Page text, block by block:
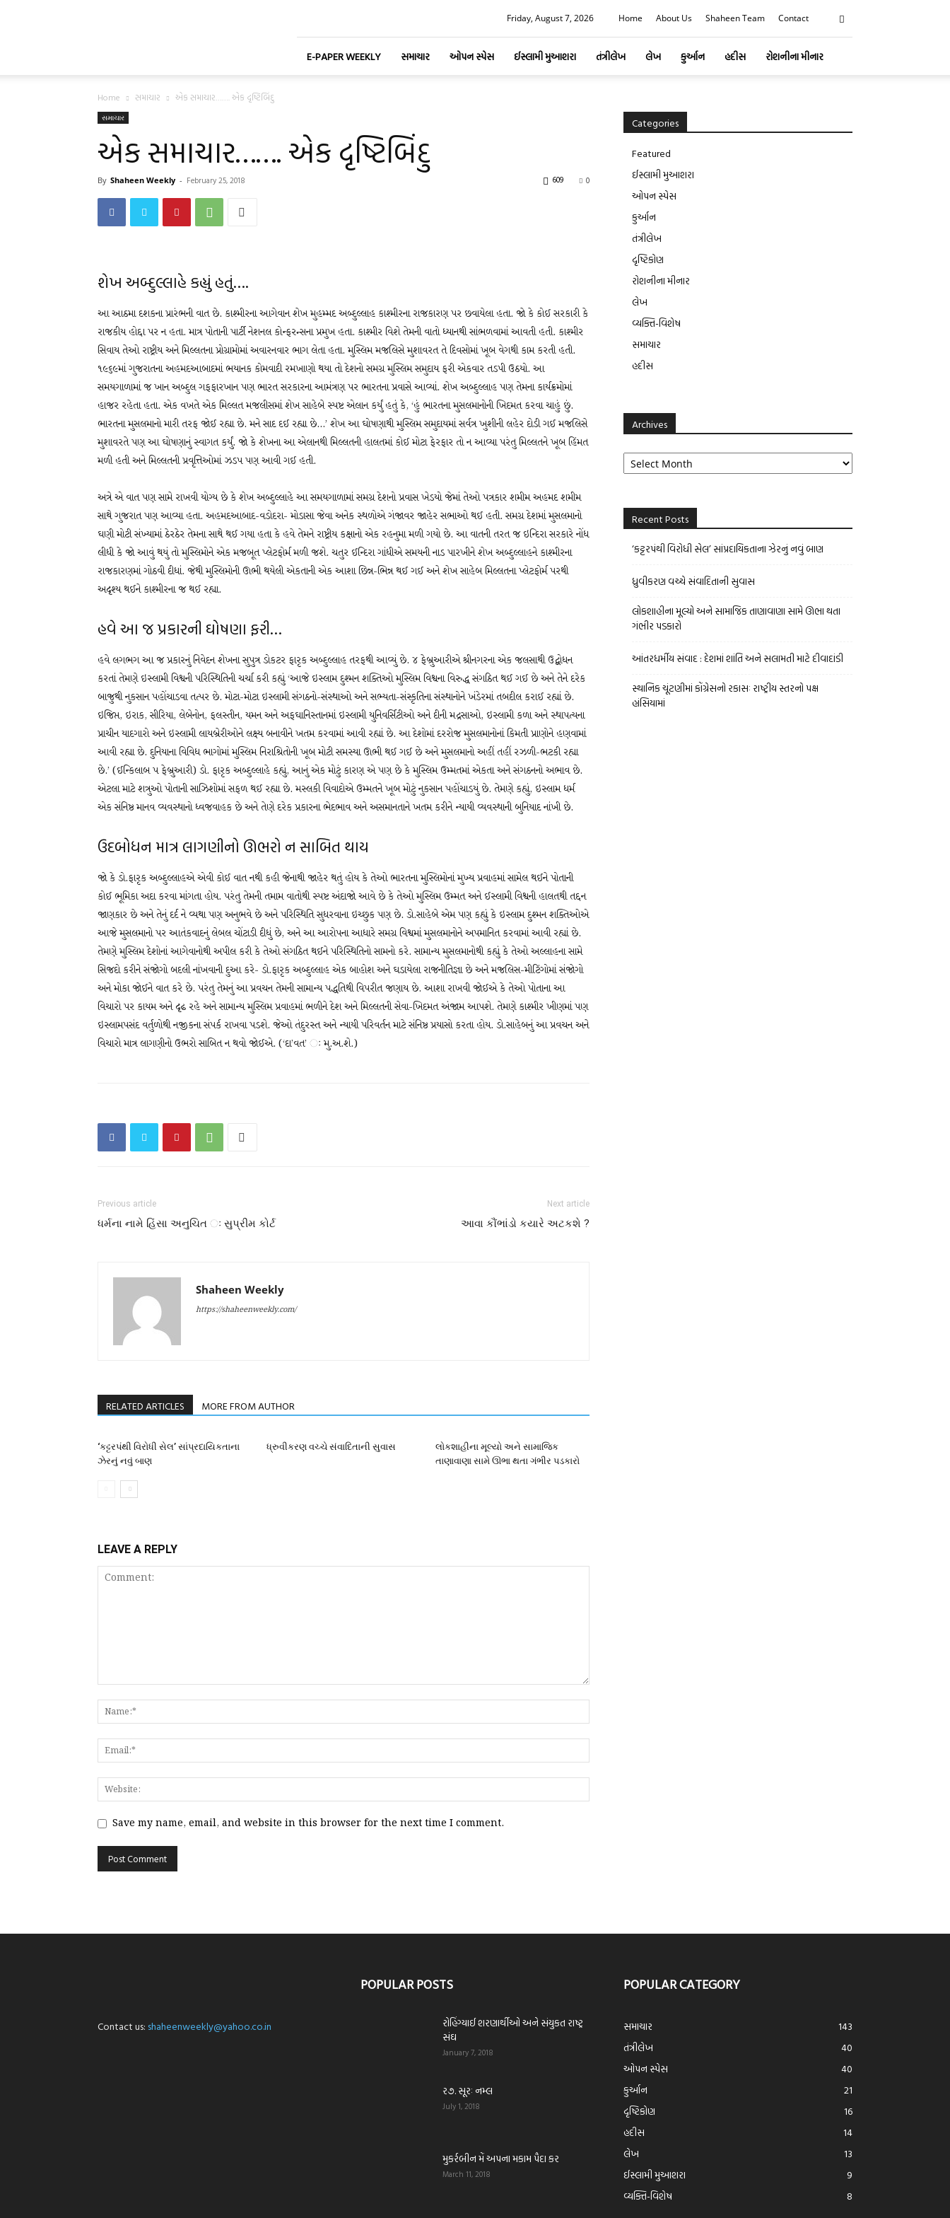
Friday, August 7, 2026 Home About Us Shaheen Team Contact
E-PAPER WEEKLY સમાચાર ઓપન સ્પેસ ઈસ્લામી મુઆશરા તંત્રીલેખ લેખ કુર્આન હદીસ રોશનીના મીનાર
Home સમાચાર એક સમાચાર……. એક દૃષ્ટિબિંદુ
સમાચાર
એક સમાચાર……. એક દૃષ્ટિબિંદુ
By Shaheen Weekly - February 25, 2018 0
609
શેખ અબ્દુલ્લાહે કહ્યું હતું….
આ આઠમા દશકના પ્રારંભની વાત છે. કાશ્મીરના આગેવાન શેખ મુહમ્મદ અબ્દુલ્લાહ કાશ્મીરના રાજકારણ પર છવાયેલા હતા. જો કે કોઈ સરકારી કે
રાજકીય હોદ્દા પર ન હતા. માત્ર પોતાની પાર્ટી નેશનલ કોન્ફરન્સના પ્રમુખ હતા. કાશ્મીર વિશે તેમની વાતો ધ્યાનથી સાંભળવામાં આવતી હતી. કાશ્મીર
સિવાય તેઓ રાષ્ટ્રીય અને મિલ્લતના પ્રોગ્રામોમાં અવારનવાર ભાગ લેતા હતા. મુસ્લિમ મજલિસે મુશાવરત તે દિવસોમાં ખૂબ વેગથી કામ કરતી હતી.
૧૯૬૯માં ગુજરાતના અહમદઆબાદમાં ભયાનક કોમવાદી રમખાણો થયા તો દેશનો સમગ્ર મુસ્લિમ સમુદાય ફરી એકવાર તડપી ઉઠયો. આ
સમયગાળામાં જ ખાન અબ્દુલ ગફફારખાન પણ ભારત સરકારના આમંત્રણ પર ભારતના પ્રવાસે આવ્યાં. શેખ અબ્દુલ્લાહ પણ તેમના કાર્યક્રમોમાં
હાજર રહેતા હતા. એક વખતે એક મિલ્લત મજલીસમાં શેખ સાહેબે સ્પષ્ટ એલાન કર્યું હતું કે, ‘હું ભારતના મુસલમાનોની ખિદમત કરવા ચાહું છું.
ભારતના મુસલમાનો મારી તરફ જોઈ રહ્યા છે. મને સાદ દઈ રહ્યા છે…’ શેખ આ ઘોષણાથી મુસ્લિમ સમુદાયમાં સર્વત્ર ખુશીની લહેર દોડી ગઈ મજલિસે
મુશાવરતે પણ આ ઘોષણાનું સ્વાગત કર્યું. જો કે શેખના આ એલાનથી મિલ્લતની હાલતમાં કોઈ મોટા ફેરફાર તો ન આવ્યા પરંતુ મિલ્લતને ખૂબ હિંમત
મળી હતી અને મિલ્લતની પ્રવૃત્તિઓમાં ઝડપ પણ આવી ગઈ હતી.
અત્રે એ વાત પણ સામે રાખવી યોગ્ય છે કે શેખ અબ્દુલ્લાહે આ સમયગાળામાં સમગ્ર દેશનો પ્રવાસ ખેડયો જેમાં તેઓ પત્રકાર શમીમ અહમદ શમીમ
સાથે ગુજરાત પણ આવ્યા હતા. અહમદઆબાદ-વડોદરા- મોડાસા જેવા અનેક સ્થળોએ ગંજાવર જાહેર સભાઓ થઈ હતી. સમગ્ર દેશમાં મુસલમાનો
ઘણી મોટી સંખ્યામાં ઠેરઠેર તેમના સાથે થઈ ગયા હતા કે હવે તેમને રાષ્ટ્રીય કક્ષાનો એક રહનુમા મળી ગયો છે. આ વાતની તરત જ ઇન્દિરા સરકારે નોંધ
લીધી કે જો આવું થયું તો મુસ્લિમોને એક મજબૂત પ્લેટફોર્મ મળી જશે. ચતુર ઈન્દિરા ગાંધીએ સમયની નાડ પારખીને શેખ અબ્દુલ્લાહને કાશ્મીરના
રાજકારણમાં ગોઠવી દીધાં. જેથી મુસ્લિમોની ઊભી થયેલી એકતાની એક આશા છિન્ન-ભિન્ન થઈ ગઈ અને શેખ સાહેબ મિલ્લતના પ્લેટફોર્મ પરથી
અદૃશ્ય થઈને કાશ્મીરના જ થઈ રહ્યા.
હવે આ જ પ્રકારની ઘોષણા ફરી…
હવે લગભગ આ જ પ્રકારનું નિવેદન શેખના સુપુત્ર ડોકટર ફારૃક અબ્દુલ્લાહ તરફથી આવ્યું છે. ૪ ફેબ્રુઆરીએ શ્રીનગરના એક જલસાથી ઉદ્બોધન
કરતાં તેમણે ઇસ્લામી વિશ્વની પરિસ્થિતિની ચર્ચા કરી કહ્યું ‘આજે ઇસ્લામ દુશ્મન શક્તિઓ મુસ્લિમ વિશ્વના વિરુદ્ધ સંગઠિત થઈ ગઈ છે અને તેને દરેક
બાજુથી નુકસાન પહોંચાડવા તત્પર છે. મોટા-મોટા ઇસ્લામી સંગઠનો-સંસ્થાઓ અને સભ્યતા-સંસ્કૃતિના સંસ્થાનોને ખંડેરમાં તબદીલ કરાઈ રહ્યાં છે.
ઇજિપ્ત, ઇરાક, સીરિયા, લેબેનોન, ફલસ્તીન, યમન અને અફઘાનિસ્તાનમાં ઇસ્લામી યુનિવર્સિટીઓ અને દીની મદ્રસાઓ, ઇસ્લામી કળા અને સ્થાપત્યના
પ્રાચીન યાદગારો અને ઇસ્લામી લાયબ્રેરીઓને લક્ષ્ય બનાવીને ખતમ કરવામાં આવી રહ્યાં છે. આ દેશોમાં દરરોજ મુસલમાનોનાં કિમતી પ્રાણોને હણવામાં
આવી રહ્યા છે. દુનિયાના વિવિધ ભાગોમાં મુસ્લિમ નિરાશ્રિતોની ખૂબ મોટી સમસ્યા ઊભી થઈ ગઈ છે અને મુસલમાનો અહીં તહીં રઝળી-ભટકી રહ્યા
છે.’ (ઈન્કિલાબ પ ફેબ્રુઆરી) ડો. ફારૃક અબ્દુલ્લાહે કહ્યું, આનું એક મોટું કારણ એ પણ છે કે મુસ્લિમ ઉમ્મતમાં એકતા અને સંગઠનનો અભાવ છે.
એટલા માટે શત્રુઓ પોતાની સાઝિશોમાં સફળ થઈ રહ્યા છે. મસ્લકી વિવાદોએ ઉમ્મતને ખૂબ મોટું નુકસાન પહોંચાડયું છે. તેમણે કહ્યું, ઇસ્લામ ધર્મ
એક સંનિષ્ઠ માનવ વ્યવસ્થાનો ધ્વજવાહક છે અને તેણે દરેક પ્રકારના ભેદભાવ અને અસમાનતાને ખતમ કરીને ન્યાયી વ્યવસ્થાની બુનિયાદ નાંખી છે.
ઉદબોધન માત્ર લાગણીનો ઊભરો ન સાબિત થાય
જો કે ડો.ફારૃક અબ્દુલ્લાહએ એવી કોઈ વાત નથી કહી જેનાથી જાહેર થતું હોય કે તેઓ ભારતના મુસ્લિમોનાં મુખ્ય પ્રવાહમાં સામેલ થઈને પોતાની
કોઈ ભૂમિકા અદા કરવા માંગતા હોય. પરંતુ તેમની તમામ વાતોથી સ્પષ્ટ અંદાજો આવે છે કે તેઓ મુસ્લિમ ઉમ્મત અને ઈસ્લામી વિશ્વની હાલતથી તદ્દન
જાણકાર છે અને તેનું દર્દ ને વ્યથા પણ અનુભવે છે અને પરિસ્થિતિ સુધરવાના ઇચ્છુક પણ છે. ડો.સાહેબે એમ પણ કહ્યું કે ઇસ્લામ દુશ્મન શક્તિઓએ
આજે મુસલમાનો પર આતંકવાદનું લેબલ ચોંટાડી દીધું છે, અને આ આરોપના આધારે સમગ્ર વિશ્વમાં મુસલમાનોને અપમાનિત કરવામાં આવી રહ્યાં છે.
તેમણે મુસ્લિમ દેશોનાં આગેવાનોથી અપીલ કરી કે તેઓ સંગઠિત થઈને પરિસ્થિતિનો સામનો કરે. સામાન્ય મુસલમાનોથી કહ્યું કે તેઓ અલ્લાહના સામે
સિજદો કરીને સંજોગો બદલી નાંખવાની દુઆ કરે- ડો.ફારૃક અબ્દુલ્લાહ એક બાહોશ અને ઘડાયેલા રાજનીતિજ્ઞા છે અને મજલિસ-મીટિંગોમાં સંજોગો
અને મોકા જોઈને વાત કરે છે. પરંતુ તેમનું આ પ્રવચન તેમની સામાન્ય પદ્ધતિથી વિપરીત જણાય છે. આશા રાખવી જોઈએ કે તેઓ પોતાના આ
વિચારો પર કાયમ અને દૃઢ રહે અને સામાન્ય મુસ્લિમ પ્રવાહમાં ભળીને દેશ અને મિલ્લતની સેવા-ખિદમત અંજામ આપશે. તેમણે કાશ્મીર ખીણમાં પણ
ઇસ્લામપસંદ વર્તુળોથી નજીકના સંપર્ક રાખવા પડશે. જેઓ તંદુરસ્ત અને ન્યાયી પરિવર્તન માટે સંનિષ્ઠ પ્રયાસો કરતા હોય. ડો.સાહેબનું આ પ્રવચન અને
વિચારો માત્ર લાગણીનો ઉભરો સાબિત ન થવો જોઈએ. (‘દા’વત’ ઃ મુ.અ.શે.)
Previous article
ધર્મના નામે હિંસા અનુચિત ઃ સુપ્રીમ કોર્ટ
Next article
આવા કૌંભાંડો કયારે અટકશે ?
Shaheen Weekly
https://shaheenweekly.com/
RELATED ARTICLES MORE FROM AUTHOR
‘કટ્ટરપંથી વિરોધી સેલ’ સાંપ્રદાયિકતાના
ઝેરનું નવું બાણ
ધ્રુવીકરણ વચ્ચે સંવાદિતાની સુવાસ
લોકશાહીના મૂલ્યો અને સામાજિક
તાણાવાણા સામે ઊભા થતા ગંભીર પડકારો
LEAVE A REPLY
Save my name, email, and website in this browser for the next time I comment.
Categories
Featured
ઈસ્લામી મુઆશરા
ઓપન સ્પેસ
કુર્આન
તંત્રીલેખ
દૃષ્ટિકોણ
રોશનીના મીનાર
લેખ
વ્યક્તિ-વિશેષ
સમાચાર
હદીસ
Archives
Archives
Recent Posts
‘કટ્ટરપંથી વિરોધી સેલ’ સાંપ્રદાયિકતાના ઝેરનું નવું બાણ
ધ્રુવીકરણ વચ્ચે સંવાદિતાની સુવાસ
લોકશાહીના મૂલ્યો અને સામાજિક તાણાવાણા સામે ઊભા થતા
ગંભીર પડકારો
આંતરધર્મીય સંવાદ : દેશમાં શાંતિ અને સલામતી માટે દીવાદાંડી
સ્થાનિક ચૂંટણીમાં કોંગ્રેસનો રકાસઃ રાષ્ટ્રીય સ્તરનો પક્ષ
હાંસિયામાં
Contact us: shaheenweekly@yahoo.co.in
POPULAR POSTS
રોહિંગ્યાઈ શરણાર્થીઓ અને સંયુકત રાષ્ટ્ર
સંઘ
January 7, 2018
ર૭. સૂરઃ નમ્લ
July 1, 2018
મુકર્રબીન મેં અપના મકામ પૈદા કર
March 11, 2018
POPULAR CATEGORY
સમાચાર
143
તંત્રીલેખ
40
ઓપન સ્પેસ
40
કુર્આન
21
દૃષ્ટિકોણ
16
હદીસ
14
લેખ
13
ઈસ્લામી મુઆશરા
9
વ્યક્તિ-વિશેષ
8